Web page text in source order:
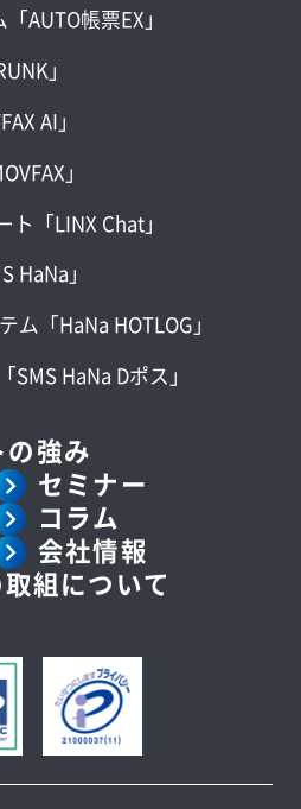
AUTO帳票EX」
」
AI」
」
「LINX Chat」
HaNa」
「HaNa HOTLOG」
HaNa Dポス」
強み
セミナー
コラム
会社情報
組について